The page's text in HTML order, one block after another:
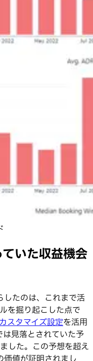
いた収益機会
したのは、これまで活
を掘り起こした点で
スタマイズ設定を活用
見落とされていた予
した。この予想を超え